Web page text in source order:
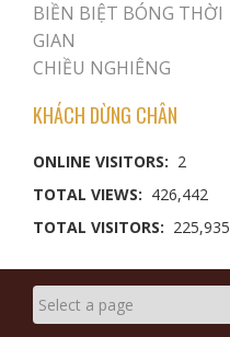
BIỀN BIỆT BÓNG THỜI
GIAN
CHIỀU NGHIÊNG
KHÁCH DỪNG CHÂN
ONLINE VISITORS: 2
TOTAL VIEWS: 426,442
TOTAL VISITORS: 225,935